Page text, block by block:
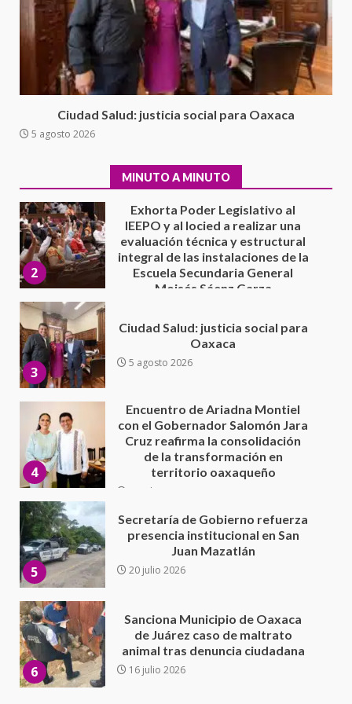
Ciudad Salud: justicia social para Oaxaca
5 agosto 2026
MINUTO A MINUTO
Avanza con orden y tranquilidad
el proceso electoral
extraordinario de Santiago
Xanica: Jesús Romero
7 agosto 2026
Exhorta Poder Legislativo al
IEEPO y al Iocied a realizar una
Escuela Secundaria General
Moisés Sáenz Garza
5 agosto 2026
3
Ciudad Salud: justicia social para
Oaxaca
5 agosto 2026
4
con el Gobernador Salomón Jara
Cruz reafirma la consolidación
de la transformación en
5
Secretaría de Gobierno refuerza
presencia institucional en San
Juan Mazatlán
20 julio 2026
6
Sanciona Municipio de Oaxaca
de Juárez caso de maltrato
animal tras denuncia ciudadana
16 julio 2026
7
California; FGR lo investiga por
presuntos delitos de
delincuencia organizada y
contrabando